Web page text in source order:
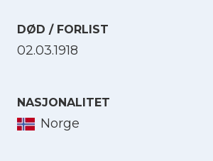
DØD / FORLIST
02.03.1918
NASJONALITET
Norge